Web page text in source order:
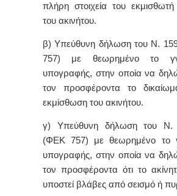
πλήρη στοιχεία του εκμισθωτή
του ακινήτου.
β) Υπεύθυνη δήλωση του Ν.
757) με θεωρημένο το
υπογραφής, στην οποία να
τον προσφέροντα το
εκμίσθωση του ακινήτου.
γ) Υπεύθυνη δήλωση του Ν.
(ΦΕΚ 757) με θεωρημένο το
υπογραφής, στην οποία να
τον προσφέροντα ότι το
υποστεί βλάβες από σεισμό ή